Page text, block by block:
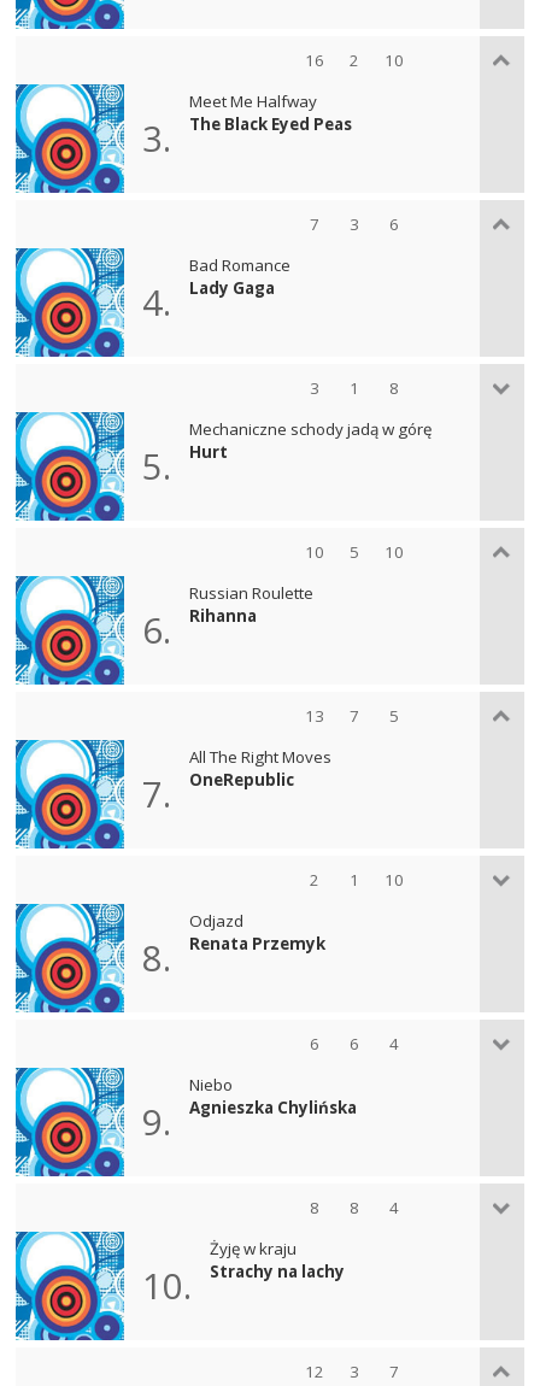
16 2 10
3.
Meet Me Halfway
The Black Eyed Peas
7 3 6
4.
Bad Romance
Lady Gaga
3 1 8
5.
Mechaniczne schody jadą w górę
Hurt
10 5 10
6.
Russian Roulette
Rihanna
13 7 5
7.
All The Right Moves
OneRepublic
2 1 10
8.
Odjazd
Renata Przemyk
6 6 4
9.
Niebo
Agnieszka Chylińska
8 8 4
10.
Żyję w kraju
Strachy na lachy
12 3 7